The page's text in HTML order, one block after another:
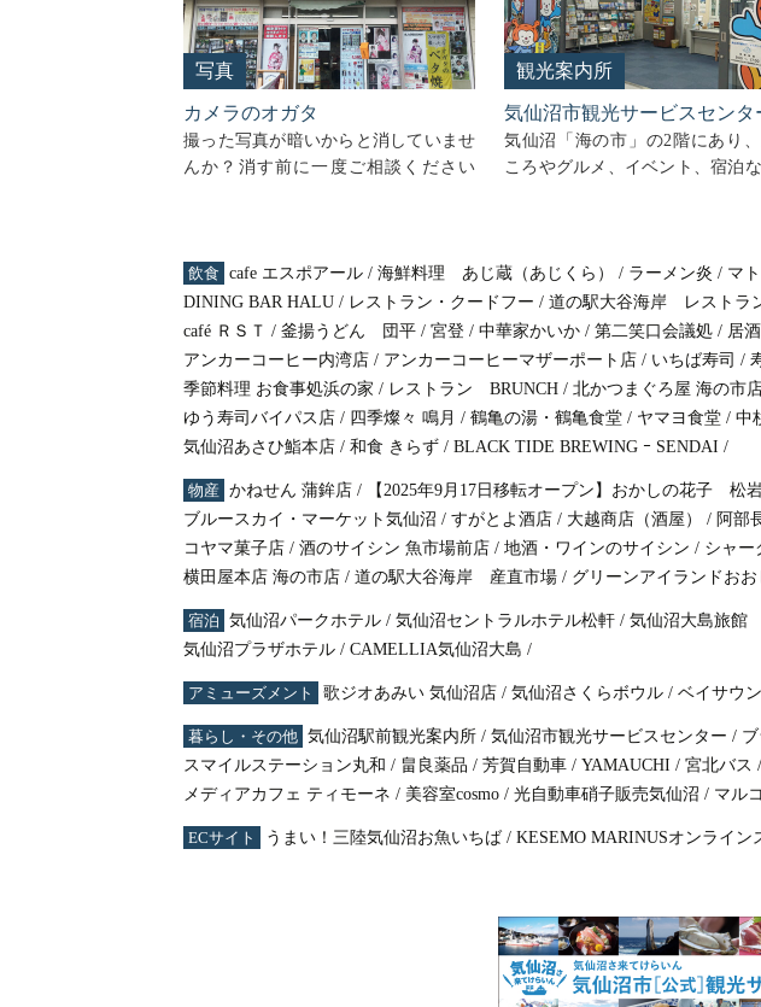
写真
カメラのオガタ
撮った写真が暗いからと消していませ
んか？消す前に一度ご相談ください
も良く、贔屓にさせてもらっていま
す！（30代・男性 …
Continue readingカ
メ
ラ
オ
ガ
タ
→
観光案内所
気仙沼市観光サービスセンタ
気仙沼「海の市」の2階にあり
ころやグルメ、イベント、宿泊
仙沼についても教えて頂ければ
ます。（50代 …
Continue reading気
仙
沼
光
サ
ー
ビ
ン
→
飲食 cafe エスポアール / 海鮮料理 あじ蔵（あじくら） / ラーメン炎 / マ
DINING BAR HALU / レストラン・クードフー / 道の駅大谷海岸 レストラ
café ＲＳＴ / 釜揚うどん 団平 / 宮登 / 中華家かいか / 第二笑口会議処 / 居
アンカーコーヒー内湾店 / アンカーコーヒーマザーポート店 / いちば寿司 /
季節料理 お食事処浜の家 / レストラン BRUNCH / 北かつまぐろ屋 海の市
ゆう寿司バイパス店 / 四季燦々 鳴月 / 鶴亀の湯・鶴亀食堂 / ヤマヨ食堂 / 中
気仙沼あさひ鮨本店 / 和食 きらず / BLACK TIDE BREWING ｰ SENDAI /
物産 かねせん 蒲鉾店 / 【2025年9月17日移転オープン】おかしの花子 松
ブルースカイ・マーケット気仙沼 / すがとよ酒店 / 大越商店（酒屋） / 阿部
コヤマ菓子店 / 酒のサイシン 魚市場前店 / 地酒・ワインのサイシン / シャー
横田屋本店 海の市店 / 道の駅大谷海岸 産直市場 / グリーンアイランドおお
宿泊 気仙沼パークホテル / 気仙沼セントラルホテル松軒 / 気仙沼大島旅館
気仙沼プラザホテル / CAMELLIA気仙沼大島 /
アミューズメント 歌ジオあみい 気仙沼店 / 気仙沼さくらボウル / ベイサウ
暮らし・その他 気仙沼駅前観光案内所 / 気仙沼市観光サービスセンター /
スマイルステーション丸和 / 畠良薬品 / 芳賀自動車 / YAMAUCHI / 宮北バス /
メディアカフェ ティモーネ / 美容室cosmo / 光自動車硝子販売気仙沼 / マル
ECサイト うまい！三陸気仙沼お魚いちば/ KESEMO MARINUSオンライン